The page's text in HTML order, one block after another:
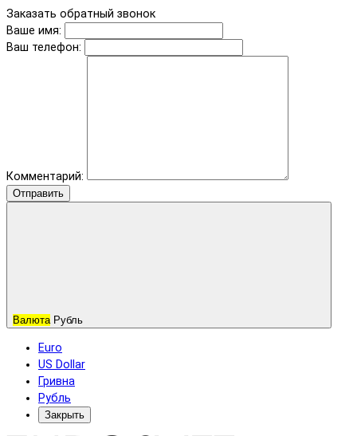
Заказать обратный звонок
Ваше имя:
Ваш телефон:
Комментарий:
Отправить
Валюта Рубль
Euro
US Dollar
Гривна
Рубль
Закрыть